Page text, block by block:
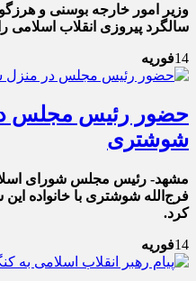
وزیر امور خارجه بوسنی و
سالگرد پیروزی انقلاب اسلامی
14فوریه
حضور رئیس مجلس
شوشتری
مشهد- رئیس مجلس شورای
فرج‌الله شوشتری با خانواده
کرد.
14فوریه